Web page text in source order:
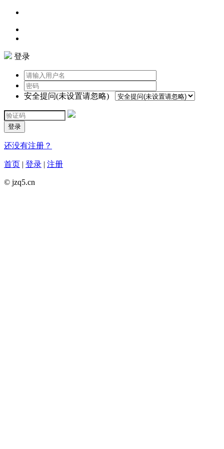
登录
安全提问(未设置请忽略)
登录
还没有注册？
首页 | 登录 | 注册
© jzq5.cn